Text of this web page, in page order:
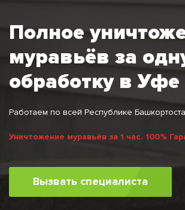
Полное
муравьёв за
обработку в Уфе
Работаем по всей Республике
Уничтожение муравьёв за 1 час. 100%
Вызвать специалиста